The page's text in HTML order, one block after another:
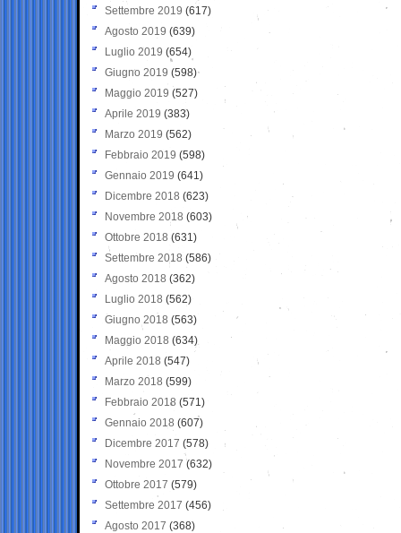
Settembre 2019 (617)
Agosto 2019 (639)
Luglio 2019 (654)
Giugno 2019 (598)
Maggio 2019 (527)
Aprile 2019 (383)
Marzo 2019 (562)
Febbraio 2019 (598)
Gennaio 2019 (641)
Dicembre 2018 (623)
Novembre 2018 (603)
Ottobre 2018 (631)
Settembre 2018 (586)
Agosto 2018 (362)
Luglio 2018 (562)
Giugno 2018 (563)
Maggio 2018 (634)
Aprile 2018 (547)
Marzo 2018 (599)
Febbraio 2018 (571)
Gennaio 2018 (607)
Dicembre 2017 (578)
Novembre 2017 (632)
Ottobre 2017 (579)
Settembre 2017 (456)
Agosto 2017 (368)